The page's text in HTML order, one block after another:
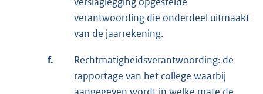
verantwoording die onderdeel uitmaakt
van de jaarrekening.
f.
Rechtmatigheidsverantwoording: de
rapportage van het college waarbij